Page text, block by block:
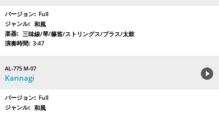
Full
和風
三味線/琴/篠笛/ストリングス/ブラス/太鼓
3:47
AL-775 M-07
Kannagi
Full
和風